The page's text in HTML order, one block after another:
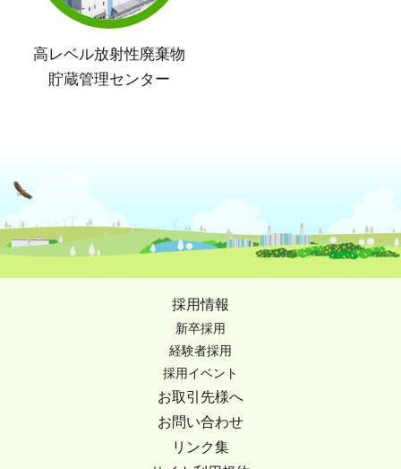
高レベル放射性廃棄物
貯蔵管理センター
採用情報
新卒採用
経験者採用
採用イベント
お取引先様へ
お問い合わせ
リンク集